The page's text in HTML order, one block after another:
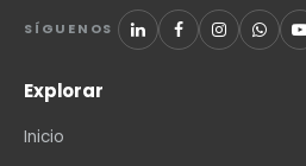
SÍGUENOS
Explorar
Inicio